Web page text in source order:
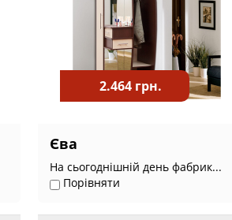
2.464 грн.
Єва
На сьогоднішній день фабрик...
Порівняти